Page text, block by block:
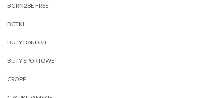
BORN2BE FREE
BOTKI
BUTY DAMSKIE
BUTY SPORTOWE
CROPP